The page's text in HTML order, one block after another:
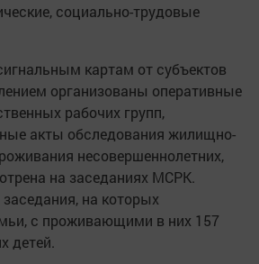
социально-трудовые
картам от субъектов
организованы оперативные
рабочих групп,
акты обследования жилищно-
несовершеннолетних,
на заседаниях МСРК.
на которых
с проживающими в них 157
детей.